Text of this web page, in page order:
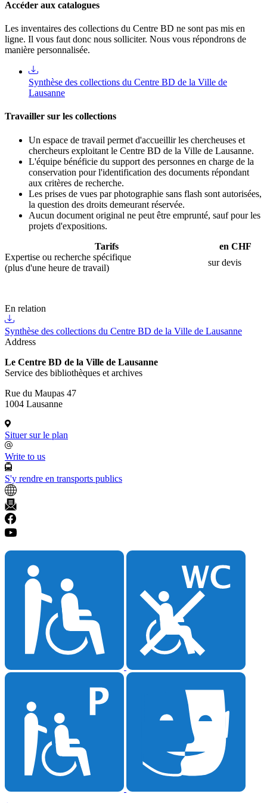
Accéder aux catalogues
Les inventaires des collections du Centre BD ne sont pas mis en
ligne. Il vous faut donc nous solliciter. Nous vous répondrons de
manière personnalisée.
Synthèse des collections du Centre BD de la Ville de
Lausanne
Travailler sur les collections
Un espace de travail permet d'accueillir les chercheuses et
chercheurs exploitant le Centre BD de la Ville de Lausanne.
L'équipe bénéficie du support des personnes en charge de la
conservation pour l'identification des documents répondant
aux critères de recherche.
Les prises de vues par photographie sans flash sont autorisées,
la question des droits demeurant réservée.
Aucun document original ne peut être emprunté, sauf pour les
projets d'expositions.
Tarifs
en CHF
Expertise ou recherche spécifique
(plus d'une heure de travail)
sur devis
En relation
Synthèse des collections du Centre BD de la Ville de Lausanne
Address
Le Centre BD de la Ville de Lausanne
Service des bibliothèques et archives
Rue du Maupas 47
1004 Lausanne
Situer sur le plan
Write to us
S'y rendre en transports publics